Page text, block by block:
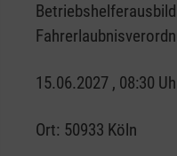
15.06.2027 , 08:30
Ort: 50933 Köln